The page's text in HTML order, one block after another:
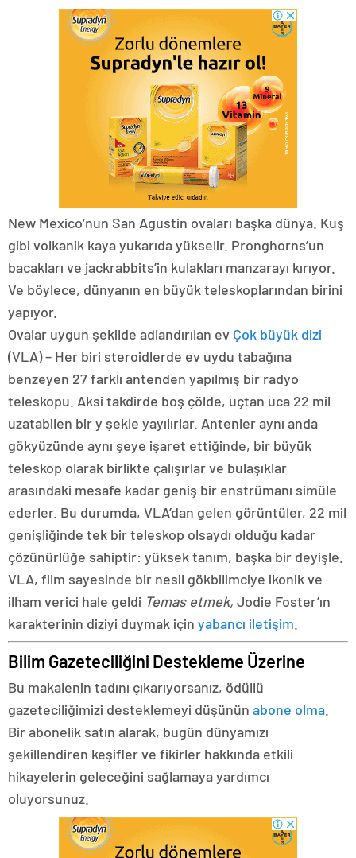
New Mexico’nun San Agustin ovaları başka dünya. Kuş
gibi volkanik kaya yukarıda yükselir. Pronghorns’un
bacakları ve jackrabbits’in kulakları manzarayı kırıyor.
Ve böylece, dünyanın en büyük teleskoplarından birini
yapıyor.
Ovalar uygun şekilde adlandırılan ev Çok büyük dizi
(VLA) – Her biri steroidlerde ev uydu tabağına
benzeyen 27 farklı antenden yapılmış bir radyo
teleskopu. Aksi takdirde boş çölde, uçtan uca 22 mil
uzatabilen bir y şekle yayılırlar. Antenler aynı anda
gökyüzünde aynı şeye işaret ettiğinde, bir büyük
teleskop olarak birlikte çalışırlar ve bulaşıklar
arasındaki mesafe kadar geniş bir enstrümanı simüle
ederler. Bu durumda, VLA’dan gelen görüntüler, 22 mil
genişliğinde tek bir teleskop olsaydı olduğu kadar
çözünürlüğe sahiptir: yüksek tanım, başka bir deyişle.
VLA, film sayesinde bir nesil gökbilimciye ikonik ve
ilham verici hale geldi Temas etmek, Jodie Foster’ın
karakterinin diziyi duymak için yabancı iletişim
Bilim Gazeteciliğini Destekleme Üzerine
Bu makalenin tadını çıkarıyorsanız, ödüllü
gazeteciliğimizi desteklemeyi düşünün abone olma
Bir abonelik satın alarak, bugün dünyamızı
şekillendiren keşifler ve fikirler hakkında etkili
hikayelerin geleceğini sağlamaya yardımcı
oluyorsunuz.